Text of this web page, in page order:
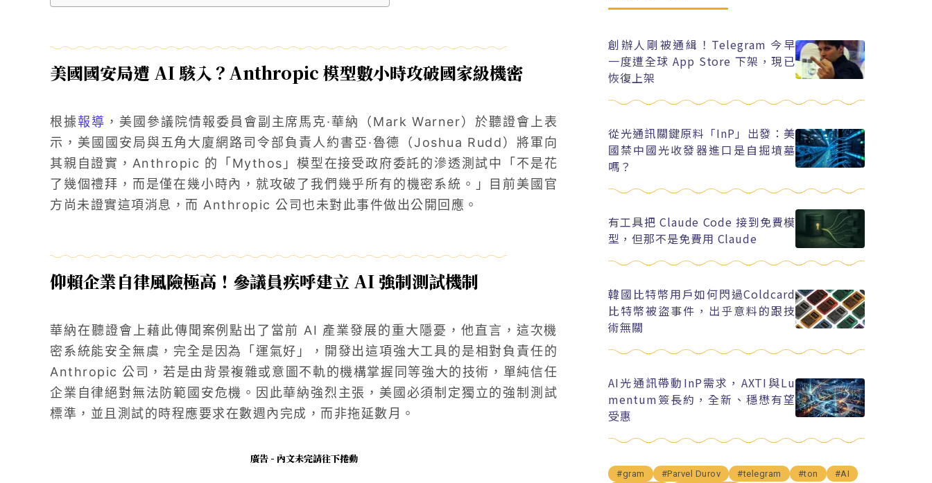
美國國安局遭 AI 駭入？Anthropic 模型數小時攻破國家級機密
根據報導 ，美國參議院情報委員會副主席馬克·華納（Mark Warner）於聽證會上表
示，美國國安局與五角大廈網路司令部負責人約書亞·魯德（Joshua Rudd）將軍向
其親自證實，Anthropic 的「Mythos」模型在接受政府委託的滲透測試中「不是花
了幾個禮拜，而是僅在幾小時內，就攻破了我們幾乎所有的機密系統。」目前美國官
方尚未證實這項消息，而 Anthropic 公司也未對此事件做出公開回應。
仰賴企業自律風險極高！參議員疾呼建立 AI 強制測試機制
華納在聽證會上藉此傳聞案例點出了當前 AI 產業發展的重大隱憂，他直言，這次機
密系統能安全無虞，完全是因為「運氣好」，開發出這項強大工具的是相對負責任的
Anthropic 公司，若是由背景複雜或意圖不軌的機構掌握同等強大的技術，單純信任
企業自律絕對無法防範國安危機。因此華納強烈主張，美國必須制定獨立的強制測試
標準，並且測試的時程應要求在數週內完成，而非拖延數月。
廣告 - 內文未完請往下捲動
創辦人剛被通緝！Telegram 今早
一度遭全球 App Store 下架，現已
恢復上架
從光通訊關鍵原料「InP」出發：美
國禁中國光收發器進口是自掘墳墓
嗎？
有工具把 Claude Code 接到免費模
型，但那不是免費用 Claude
韓國比特幣用戶如何閃過Coldcard
比特幣被盜事件，出乎意料的跟技
術無關
AI光通訊帶動InP需求，AXTI與Lu
mentum簽長約，全新、穩懋有望
受惠
#gram #Parvel Durov #telegram #ton
#AI